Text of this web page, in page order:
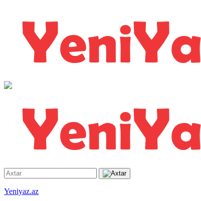
Yeniyaz.az